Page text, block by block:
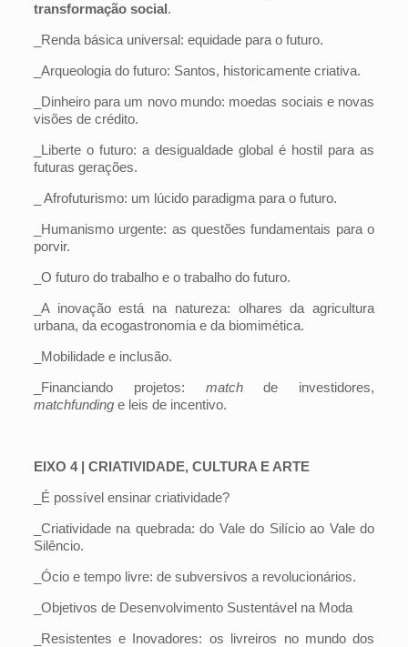
transformação social .
_Renda básica universal: equidade para o futuro.
_Arqueologia do futuro: Santos, historicamente criativa.
_Dinheiro para um novo mundo: moedas sociais e novas
visões de crédito.
_Liberte o futuro: a desigualdade global é hostil para as
futuras gerações.
_ Afrofuturismo: um lúcido paradigma para o futuro.
_Humanismo urgente: as questões fundamentais para o
porvir.
_O futuro do trabalho e o trabalho do futuro.
_A inovação está na natureza: olhares da agricultura
urbana, da ecogastronomia e da biomimética.
_Mobilidade e inclusão.
_Financiando projetos: matchde investidores,
matchfundinge leis de incentivo.
EIXO 4 | CRIATIVIDADE, CULTURA E ARTE
_É possível ensinar criatividade?
_Criatividade na quebrada: do Vale do Silício ao Vale do
Silêncio.
_Ócio e tempo livre: de subversivos a revolucionários.
_Objetivos de Desenvolvimento Sustentável na Moda
_Resistentes e Inovadores: os livreiros no mundo dos